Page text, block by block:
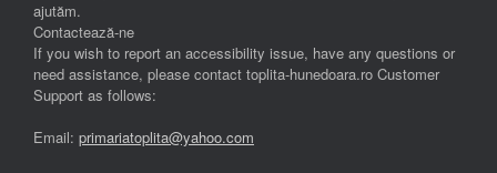
ajutăm.
Contactează-ne
If you wish to report an accessibility issue, have any questions or
need assistance, please contact toplita-hunedoara.ro Customer
Support as follows:
Email: primariatoplita@yahoo.com